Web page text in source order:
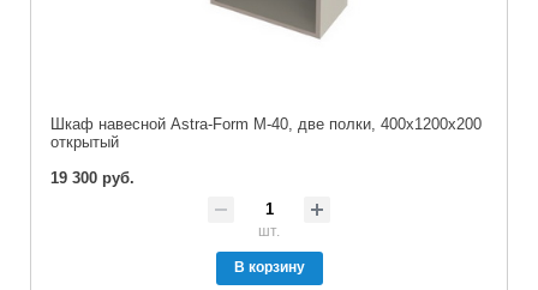
Шкаф навесной Astra-Form М-40, две полки, 400х1200х200
открытый
19 300 руб.
шт.
В корзину